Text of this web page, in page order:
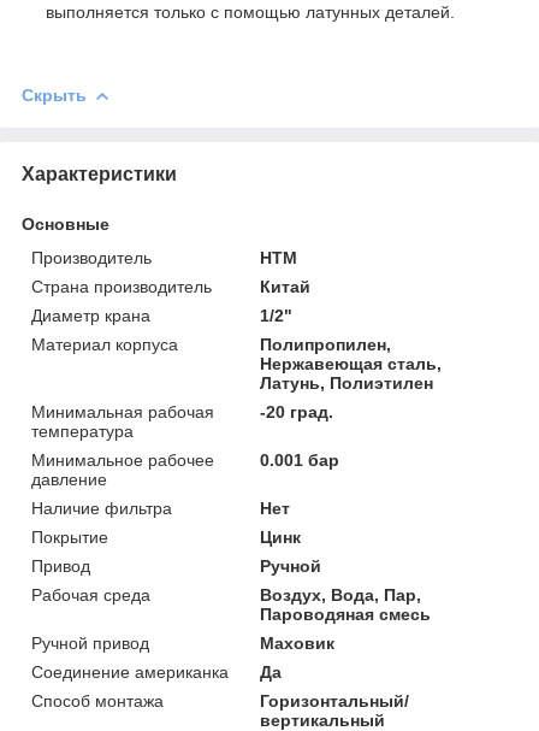
выполняется только с помощью латунных деталей.
Скрыть
Характеристики
Основные
Производитель
HTM
Страна производитель
Китай
Диаметр крана
1/2"
Материал корпуса
Полипропилен,
Нержавеющая сталь,
Латунь, Полиэтилен
Минимальная рабочая
температура
-20 град.
Минимальное рабочее
давление
0.001 бар
Наличие фильтра
Нет
Покрытие
Цинк
Привод
Ручной
Рабочая среда
Воздух, Вода, Пар,
Пароводяная смесь
Ручной привод
Маховик
Соединение американка
Да
Способ монтажа
Горизонтальный/
вертикальный